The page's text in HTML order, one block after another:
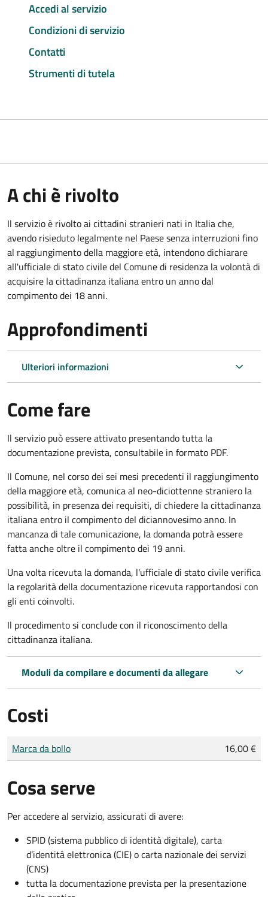
Accedi al servizio
Condizioni di servizio
Contatti
Strumenti di tutela
A chi è rivolto
Il servizio è rivolto ai cittadini stranieri nati in Italia che,
avendo risieduto legalmente nel Paese senza interruzioni fino
al raggiungimento della maggiore età, intendono dichiarare
all'ufficiale di stato civile del Comune di residenza la volontà di
acquisire la cittadinanza italiana entro un anno dal
compimento dei 18 anni.
Approfondimenti
Ulteriori informazioni
Come fare
Il servizio può essere attivato presentando tutta la
documentazione prevista, consultabile in formato PDF.
Il Comune, nel corso dei sei mesi precedenti il raggiungimento
della maggiore età, comunica al neo-diciottenne straniero la
possibilità, in presenza dei requisiti, di chiedere la cittadinanza
italiana entro il compimento del diciannovesimo anno. In
mancanza di tale comunicazione, la domanda potrà essere
fatta anche oltre il compimento dei 19 anni.
Una volta ricevuta la domanda, l'ufficiale di stato civile verifica
la regolarità della documentazione ricevuta rapportandosi con
gli enti coinvolti.
Il procedimento si conclude con il riconoscimento della
cittadinanza italiana.
Moduli da compilare e documenti da allegare
Costi
Tipo di pagamento
Importo
Marca da bollo 16,00 €
Cosa serve
Per accedere al servizio, assicurati di avere:
SPID (sistema pubblico di identità digitale), carta
d’identità elettronica (CIE) o carta nazionale dei servizi
(CNS)
tutta la documentazione prevista per la presentazione